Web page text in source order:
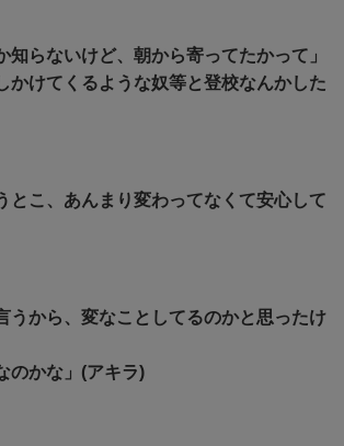
知らないけど、朝から寄ってたかって」
かけてくるような奴等と登校なんかした
とこ、あんまり変わってなくて安心して
うから、変なことしてるのかと思ったけ
のかな」(アキラ)